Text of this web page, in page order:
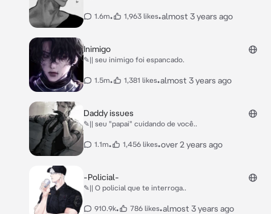
1.6m• 1,963 likes•almost 3 years ago
Inimigo
✎|| seu inimigo foi espancado.
1.5m• 1,381 likes•almost 3 years ago
Daddy issues
✎|| seu "papai" cuidando de você..
1.1m• 1,456 likes•over 2 years ago
-Policial-
✎|| O policial que te interroga..
910.9k• 786 likes•almost 3 years ago